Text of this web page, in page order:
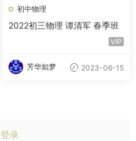
初中物理
2022初三物理 谭清军 春季班
VIP
芳华如梦 2023-06-15
登录